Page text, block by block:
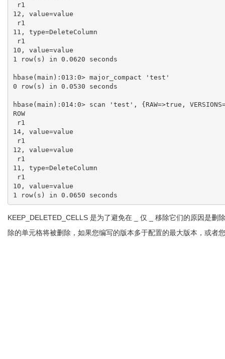
12, value=value
11, type=DeleteColumn
10, value=value
1 row(s) in 0.0620 seconds
hbase(main):013:0> major_compact 'test'
0 row(s) in 0.0530 seconds
hbase(main):014:0> scan 'test', {RAW=>true,
ROW
14, value=value
12, value=value
11, type=DeleteColumn
10, value=value
KEEP_DELETED_CELLS 是为了避免在 _ 仅 _ 移除它们的原因是
除的单元格将被删除，如果您编写的版本多于配置的最大版本，或者